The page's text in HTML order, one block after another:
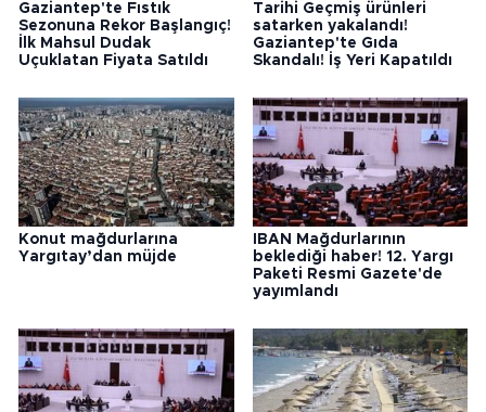
Gaziantep'te Fıstık
Sezonuna Rekor Başlangıç!
İlk Mahsul Dudak
Uçuklatan Fiyata Satıldı
Tarihi Geçmiş ürünleri
satarken yakalandı!
Gaziantep'te Gıda
Skandalı! İş Yeri Kapatıldı
Konut mağdurlarına
Yargıtay’dan müjde
IBAN Mağdurlarının
beklediği haber! 12. Yargı
Paketi Resmi Gazete'de
yayımlandı